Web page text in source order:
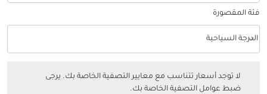
فئة المقصورة
فئة المقصورة option الدرجة السياحية Selected
الدرجة السياحية
keyboard_arrow_down
لا توجد أسعار تتناسب مع معايير التصفية الخاصة بك. يرجى
ضبط عوامل التصفية الخاصة بك.